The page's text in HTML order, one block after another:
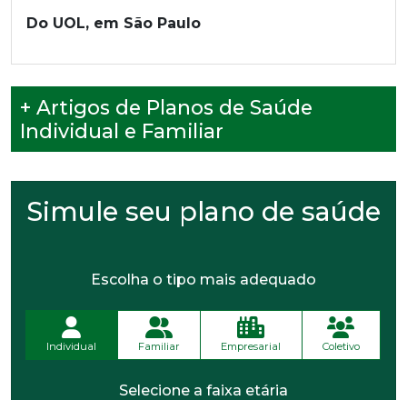
Do UOL, em São Paulo
+ Artigos de Planos de Saúde
Individual e Familiar
Simule seu plano de saúde
Escolha o tipo mais adequado
Individual Familiar Empresarial Coletivo
Selecione a faixa etária